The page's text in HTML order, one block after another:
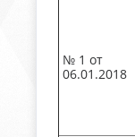
№ 1 от
06.01.2018